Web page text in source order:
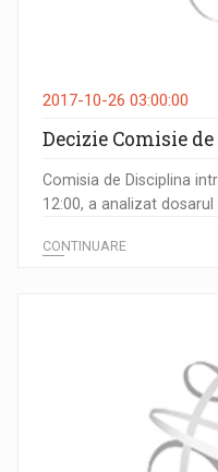
2017-10-26 03:00:00
Decizie Comisie
Comisia de Disciplina
12:00, a analizat dosarul
CONTINUARE